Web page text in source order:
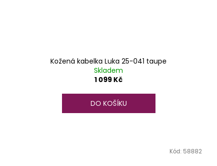
Kožená kabelka Luka 25-041 taupe
Skladem
1 099 Kč
DO KOŠÍKU
Kód: 58882